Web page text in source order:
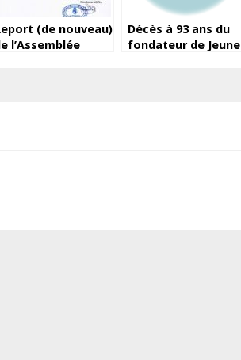
(de nouveau)
l’Assemblée
Décès à 93 ans du
fondateur de Jeune